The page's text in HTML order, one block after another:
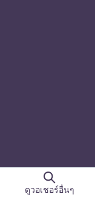
ดูวอเชอร์อื่นๆ